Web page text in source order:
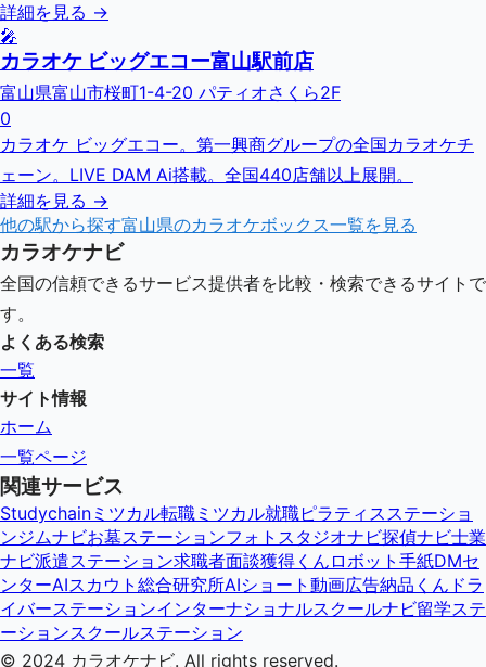
詳細を見る →
🎤
カラオケ ビッグエコー富山駅前店
富山県富山市桜町1-4-20 パティオさくら2F
0
カラオケ ビッグエコー。第一興商グループの全国カラオケチ
ェーン。LIVE DAM Ai搭載。全国440店舗以上展開。
詳細を見る →
他の駅から探す富山県のカラオケボックス一覧を見る
カラオケナビ
全国の信頼できるサービス提供者を比較・検索できるサイトで
す。
よくある検索
一覧
サイト情報
ホーム
一覧ページ
関連サービス
Studychain ミツカル転職 ミツカル就職ピラティスステーショ
ンジムナビお墓ステーションフォトスタジオナビ探偵ナビ士業
ナビ派遣ステーション求職者面談獲得くん ロボット手紙DMセ
ンターAIスカウト総合研究所AIショート動画広告納品くん ドラ
イバーステーションインターナショナルスクールナビ留学ステ
ーションスクールステーション
© 2024 カラオケナビ. All rights reserved.